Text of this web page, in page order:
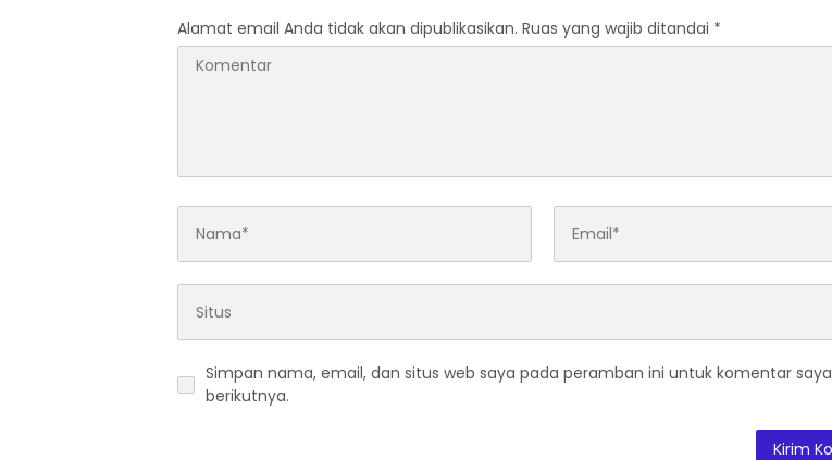
Alamat email Anda tidak akan dipublikasikan. Ruas yang wajib ditandai *
Simpan nama, email, dan situs web saya pada peramban ini untuk komentar saya
berikutnya.